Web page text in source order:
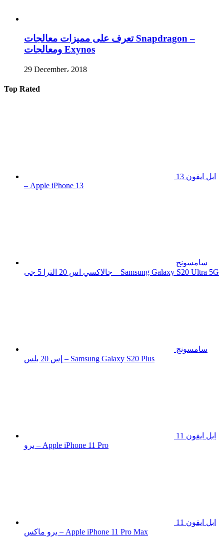
تعرف على مميزات معالجات Snapdragon –
ومعالجات Exynos
29 December، 2018
Top Rated
ابل ايفون 13
– Apple iPhone 13
سامسونج
جالاكسي اس 20 الترا 5 جى – Samsung Galaxy S20 Ultra 5G
سامسونج
إس 20 بلس – Samsung Galaxy S20 Plus
ابل ايفون 11
برو – Apple iPhone 11 Pro
ابل ايفون 11
برو ماكس – Apple iPhone 11 Pro Max